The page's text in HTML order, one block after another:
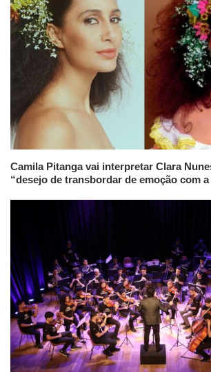
Camila Pitanga vai interpretar Clara
“desejo de transbordar de emoção com